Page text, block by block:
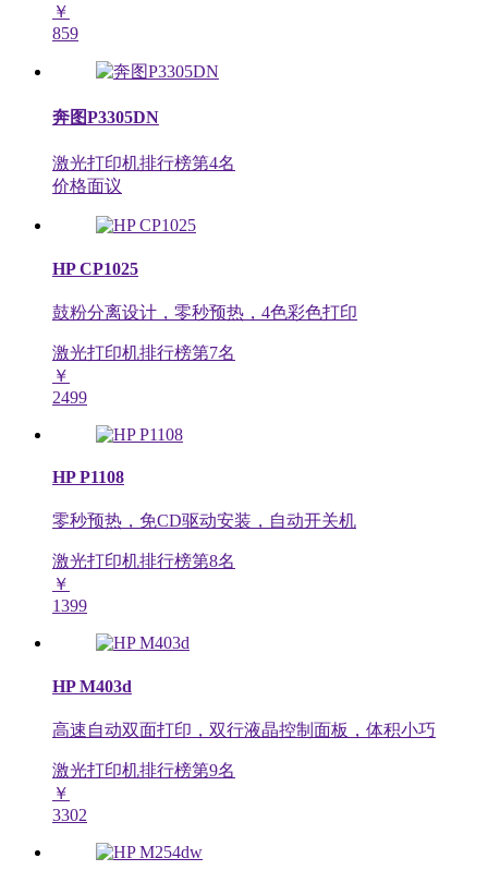
￥
859
奔图P3305DN
激光打印机排行榜第4名
价格面议
HP CP1025
鼓粉分离设计，零秒预热，4色彩色打印
激光打印机排行榜第7名
￥
2499
HP P1108
零秒预热，免CD驱动安装，自动开关机
激光打印机排行榜第8名
￥
1399
HP M403d
高速自动双面打印，双行液晶控制面板，体积小巧
激光打印机排行榜第9名
￥
3302